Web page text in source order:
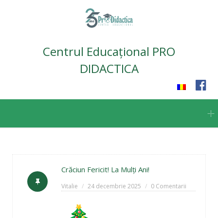
Centrul Educațional PRO
DIDACTICA
content
Crăciun Fericit! La Mulți Ani!
Vitalie 24 decembrie 2025 0 Comentarii